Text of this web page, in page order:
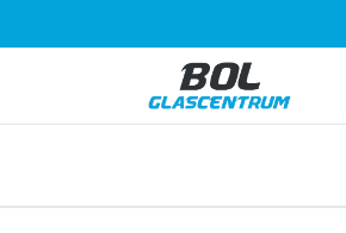
Bol Glascentrum B.V.